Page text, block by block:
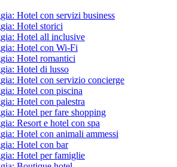
Hotel con servizi business
Hotel storici
Hotel all inclusive
Hotel con Wi-Fi
Hotel romantici
Hotel di lusso
Hotel con servizio concierge
Hotel con piscina
Hotel con palestra
Hotel per fare shopping
Resort e hotel con spa
Hotel con animali ammessi
Hotel con bar
Hotel per famiglie